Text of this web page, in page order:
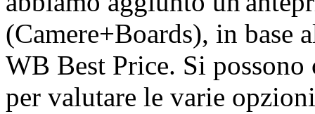
(Camere+Boards), in base
WB Best Price. Si
per valutare le varie